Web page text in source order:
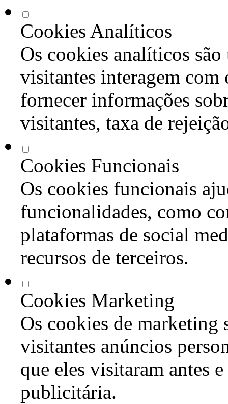
Cookies Analíticos
Os cookies analíticos são
visitantes interagem com
fornecer informações
visitantes, taxa de
Cookies Funcionais
Os cookies funcionais
funcionalidades, como
plataformas de social
recursos de terceiros.
Cookies Marketing
Os cookies de marketing
visitantes anúncios
que eles visitaram antes
publicitária.